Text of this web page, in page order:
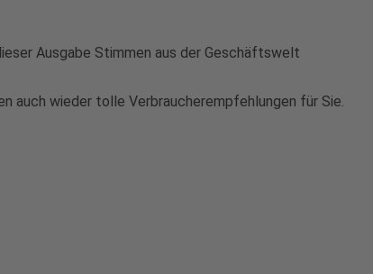
Ausgabe Stimmen aus der Geschäftswelt
auch wieder tolle Verbraucherempfehlungen für Sie.